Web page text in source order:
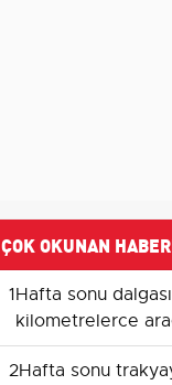
ÇOK OKUNAN
1Hafta sonu
kilometrelerce
2Hafta sonu